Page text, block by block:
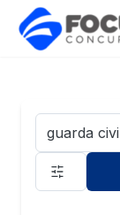
Termo de